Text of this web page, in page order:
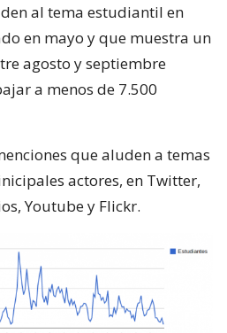
al tema estudiantil en
en mayo y que muestra un
agosto y septiembre
a menos de 7.500
que aluden a temas
actores, en Twitter,
Youtube y Flickr.